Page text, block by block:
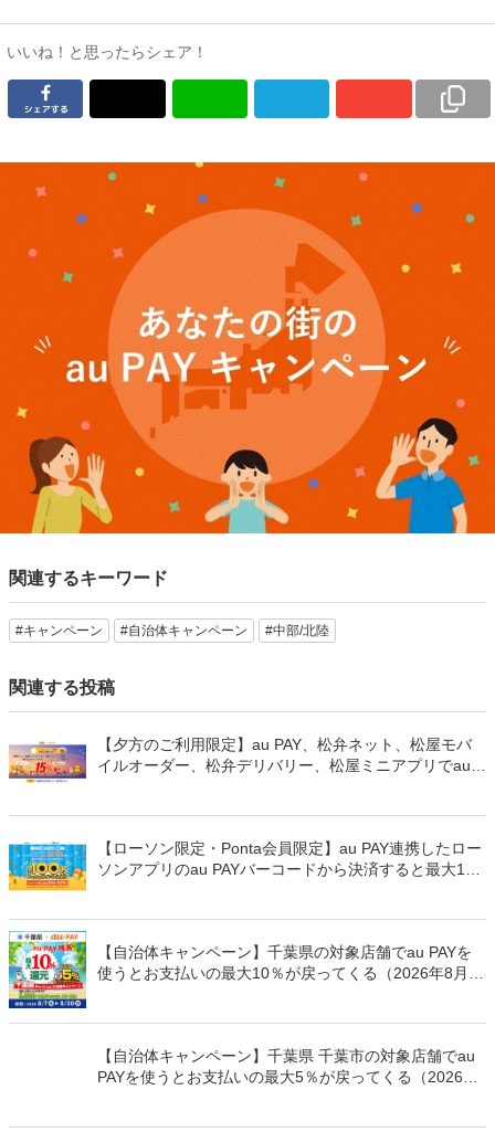
いいね！と思ったらシェア！
関連するキーワード
#キャンペーン #自治体キャンペーン #中部/北陸
関連する投稿
【夕方のご利用限定】au PAY、松弁ネット、松屋モバ
イルオーダー、松弁デリバリー、松屋ミニアプリでau
【ローソン限定・Ponta会員限定】au PAY連携したロー
ソンアプリのau PAYバーコードから決済すると最大100
【自治体キャンペーン】千葉県の対象店舗でau PAYを
使うとお支払いの最大10％が戻ってくる（2026年8月7
【自治体キャンペーン】千葉県 千葉市の対象店舗でau
PAYを使うとお支払いの最大5％が戻ってくる（2026年